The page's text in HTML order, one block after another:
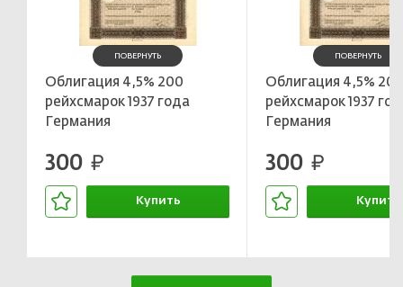
ПОВЕРНУТЬ
Облигация 4,5% 200
рейхсмарок 1937 года
Германия
300 руб.
Купить
ПОВЕРНУТЬ
Облигация 4,5% 200
рейхсмарок 1937
Германия
300 руб.
Купить